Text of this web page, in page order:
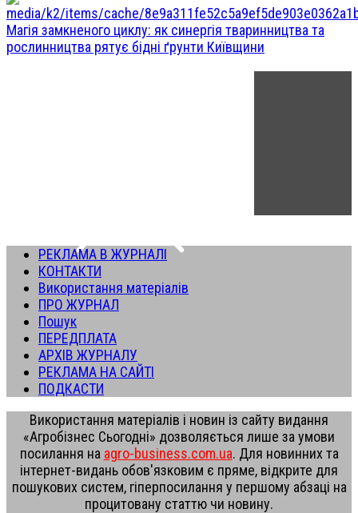
Магія замкненого циклу: як синергія тваринництва та
рослинництва рятує бідні ґрунти Київщини
РЕКЛАМА В ЖУРНАЛІ
КОНТАКТИ
Використання матеріалів
ПРО ЖУРНАЛ
Пошук
ПЕРЕДПЛАТА
АРХІВ ЖУРНАЛУ
РЕКЛАМА НА САЙТІ
ПОДКАСТИ
Використання матеріалів і новин із сайту видання
«Агробізнес Сьогодні» дозволяється лише за умови
посилання на agro-business.com.ua. Для новинних та
інтернет-видань обов'язковим є пряме, відкрите для
пошукових систем, гіперпосилання у першому абзаці на
процитовану статтю чи новину.